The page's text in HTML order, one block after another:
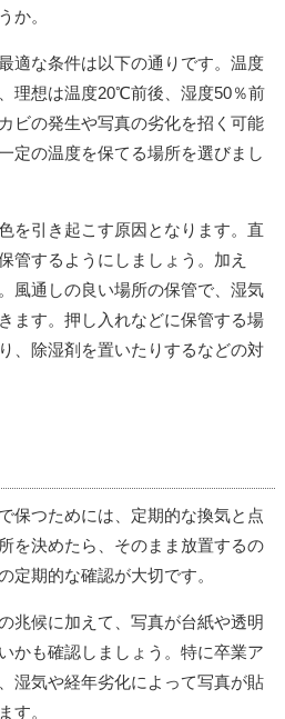
か。
適な条件は以下の通りです。温度
理想は温度20℃前後、湿度50％前
ビの発生や写真の劣化を招く可能
定の温度を保てる場所を選びまし
を引き起こす原因となります。直
管するようにしましょう。加え
風通しの良い場所の保管で、湿気
ます。押し入れなどに保管する場
、除湿剤を置いたりするなどの対
保つためには、定期的な換気と点
を決めたら、そのまま放置するの
定期的な確認が大切です。
兆候に加えて、写真が台紙や透明
かも確認しましょう。特に卒業ア
湿気や経年劣化によって写真が貼
す。